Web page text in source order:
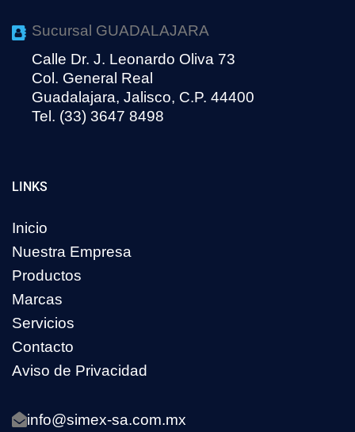
Sucursal GUADALAJARA
Calle Dr. J. Leonardo Oliva 73
Col. General Real
Guadalajara, Jalisco, C.P. 44400
Tel. (33) 3647 8498
LINKS
Inicio
Nuestra Empresa
Productos
Marcas
Servicios
Contacto
Aviso de Privacidad
info@simex-sa.com.mx